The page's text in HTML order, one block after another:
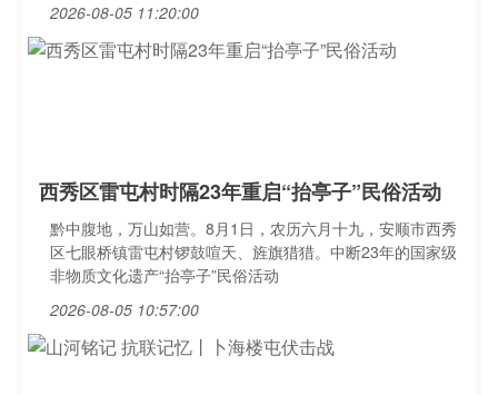
2026-08-05 11:20:00
西秀区雷屯村时隔23年重启“抬亭子”民俗活动
黔中腹地，万山如营。8月1日，农历六月十九，安顺市西秀
区七眼桥镇雷屯村锣鼓喧天、旌旗猎猎。中断23年的国家级
非物质文化遗产“抬亭子”民俗活动
2026-08-05 10:57:00